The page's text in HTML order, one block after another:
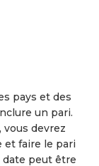
pays et des
un pari.
devrez
et faire le pari
date peut être